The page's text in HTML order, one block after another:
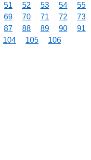
51 52 53 54 55
69 70 71 72 73
87 88 89 90 91
104 105 106